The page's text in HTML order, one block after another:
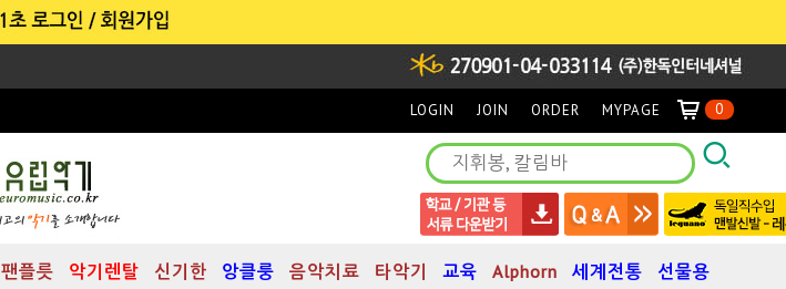
LOGIN JOIN ORDER MYPAGE 0
팬플릇 악기렌탈 신기한 앙클룽 음악치료 타악기 교육 Alphorn 세계전통 선물용